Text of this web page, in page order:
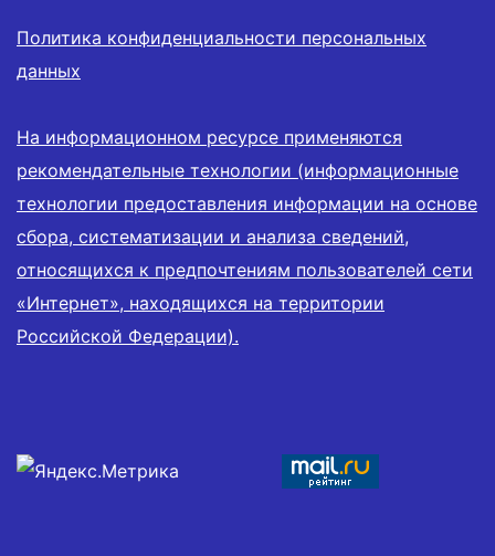
Политика конфиденциальности персональных
данных
На информационном ресурсе применяются
рекомендательные технологии (информационные
технологии предоставления информации на основе
сбора, систематизации и анализа сведений,
относящихся к предпочтениям пользователей сети
«Интернет», находящихся на территории
Российской Федерации).